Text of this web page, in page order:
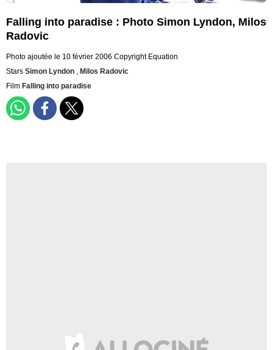
Falling into paradise : Photo Simon Lyndon, Milos
Radovic
Photo ajoutée le 10 février 2006 Copyright Equation
Stars Simon Lyndon , Milos Radovic
Film Falling into paradise